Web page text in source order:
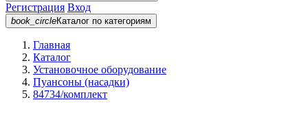
Регистрация Вход
book_circleКаталог по категориям
Главная
Каталог
Установочное оборудование
Пуансоны (насадки)
84734/комплект